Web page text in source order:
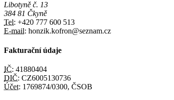
Libotyně č. 13
384 81 Čkyně
Tel: +420 777 600 513
E-mail: honzik.kofron@seznam.cz
Fakturační údaje
IČ: 41880404
DIČ: CZ6005130736
Účet: 1769874/0300, ČSOB